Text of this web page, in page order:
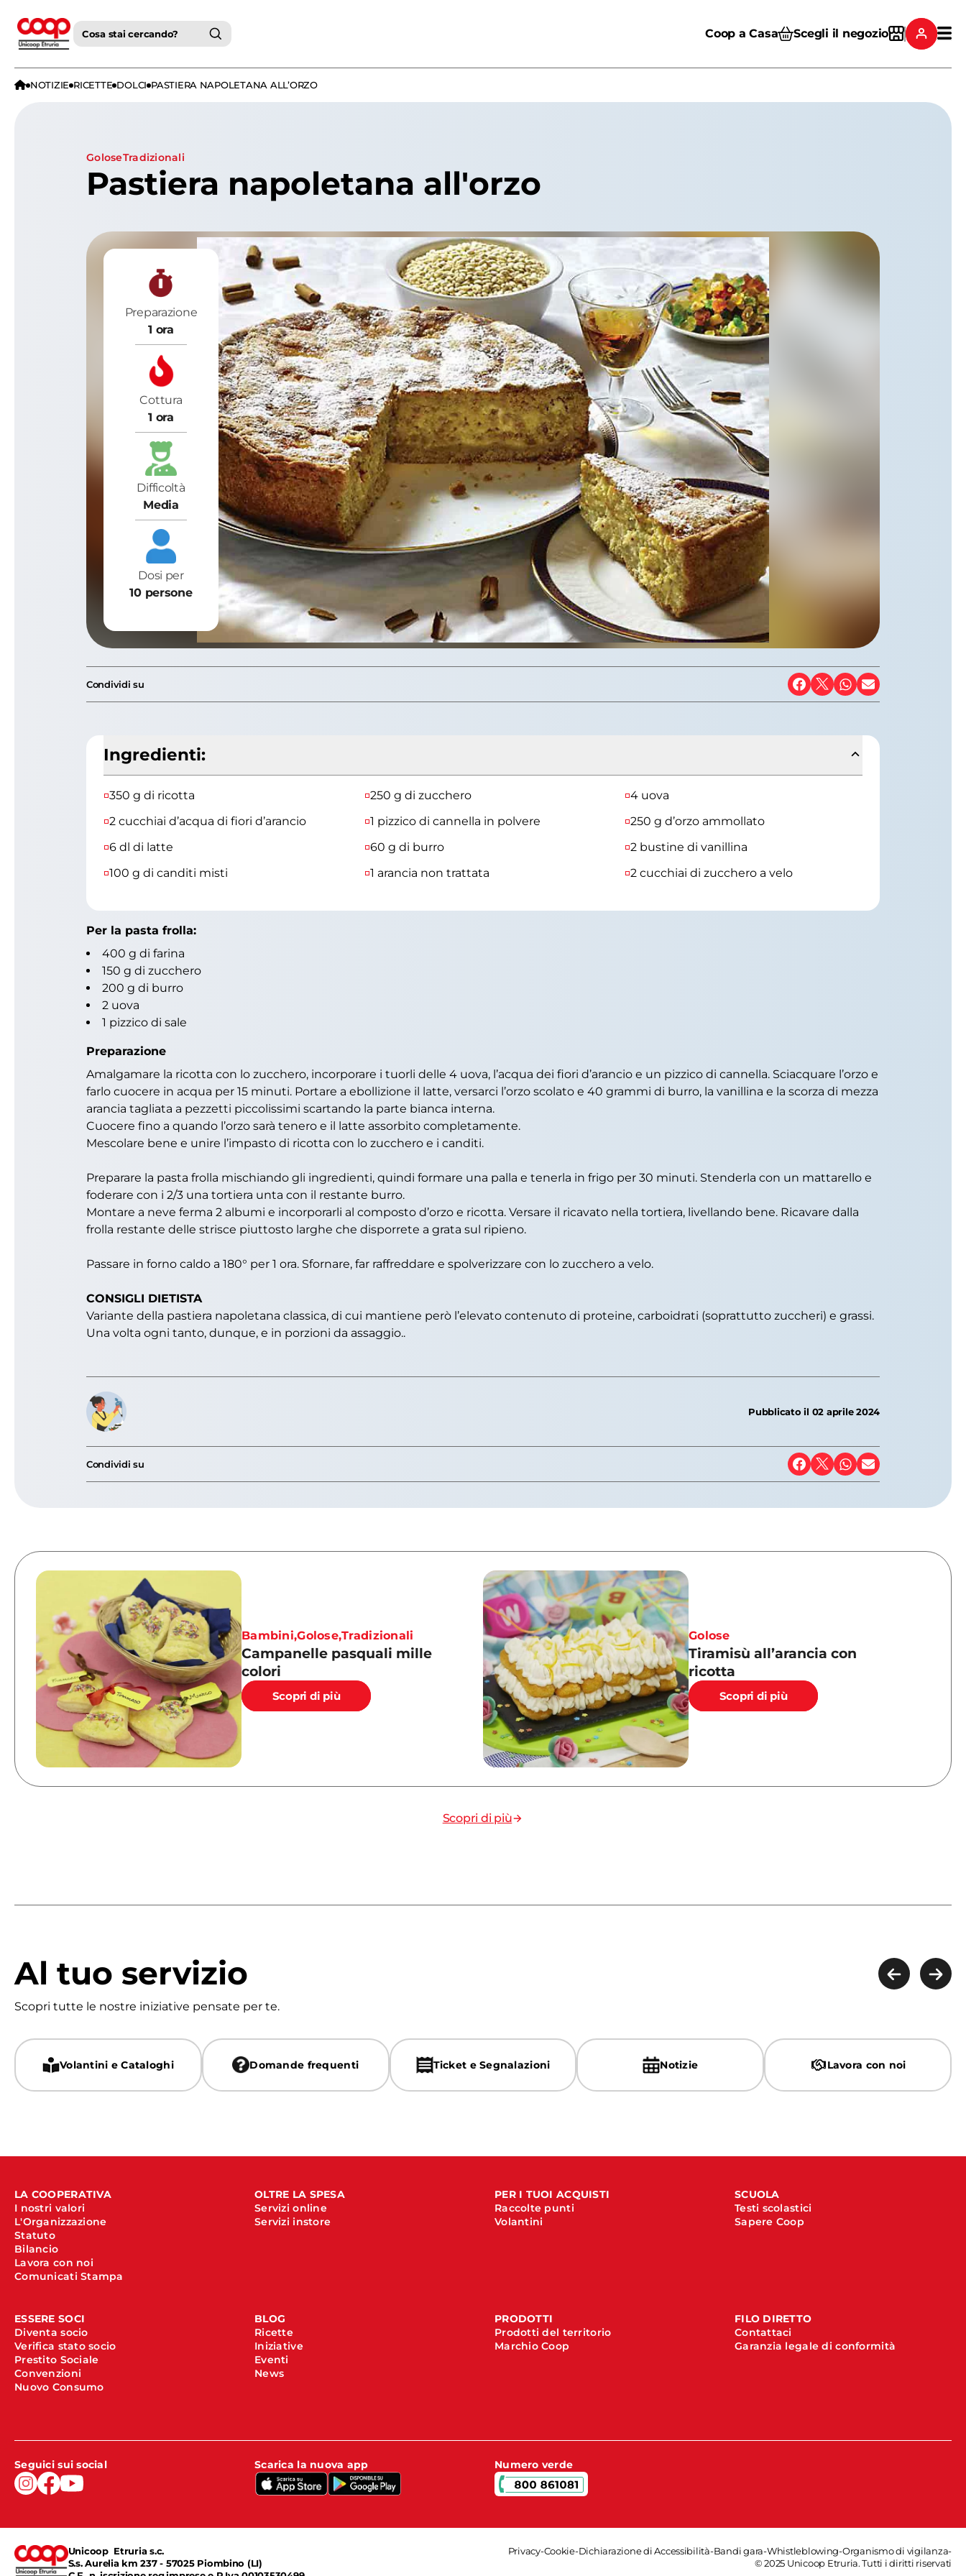
Cosa stai cercando? Coop a Casa Scegli il negozio
NOTIZIE RICETTE DOLCI PASTIERA NAPOLETANA ALL’ORZO
golose tradizionali
Pastiera napoletana all'orzo
Preparazione
1 ora
Cottura
1 ora
Difficoltà
Media
Dosi per
10 persone
Condividi su
Ingredienti:
350 g di ricotta 250 g di zucchero
4 uova
2 cucchiai d’acqua di fiori d’arancio
1 pizzico di cannella in polvere
250 g d’orzo ammollato
6 dl di latte
60 g di burro
2 bustine di vanillina
100 g di canditi misti
1 arancia non trattata 2 cucchiai di zucchero a velo
Per la pasta frolla:
400 g di farina
150 g di zucchero
200 g di burro
2 uova
1 pizzico di sale
Preparazione
Amalgamare la ricotta con lo zucchero, incorporare i tuorli delle 4 uova, l’acqua dei fiori d’arancio e un pizzico di cannella. Sciacquare l’orzo e
farlo cuocere in acqua per 15 minuti. Portare a ebollizione il latte, versarci l’orzo scolato e 40 grammi di burro, la vanillina e la scorza di mezza
arancia tagliata a pezzetti piccolissimi scartando la parte bianca interna.
Cuocere fino a quando l’orzo sarà tenero e il latte assorbito completamente.
Mescolare bene e unire l’impasto di ricotta con lo zucchero e i canditi.
Preparare la pasta frolla mischiando gli ingredienti, quindi formare una palla e tenerla in frigo per 30 minuti. Stenderla con un mattarello e
foderare con i 2/3 una tortiera unta con il restante burro.
Montare a neve ferma 2 albumi e incorporarli al composto d’orzo e ricotta. Versare il ricavato nella tortiera, livellando bene. Ricavare dalla
frolla restante delle strisce piuttosto larghe che disporrete a grata sul ripieno.
Passare in forno caldo a 180° per 1 ora. Sfornare, far raffreddare e spolverizzare con lo zucchero a velo.
CONSIGLI DIETISTA
Variante della pastiera napoletana classica, di cui mantiene però l’elevato contenuto di proteine, carboidrati (soprattutto zuccheri) e grassi.
Una volta ogni tanto, dunque, e in porzioni da assaggio..
Pubblicato il 02 aprile 2024
Condividi su
Bambini,Golose,Tradizionali
Campanelle pasquali mille
colori
Scopri di più
Golose
Tiramisù all’arancia con
ricotta
Scopri di più
Scopri di più
Al tuo servizio
Scopri tutte le nostre iniziative pensate per te.
Volantini e Cataloghi Domande frequenti Ticket e Segnalazioni Notizie Lavora con noi
LA COOPERATIVA
I nostri valori
L'Organizzazione
Statuto
Bilancio
Lavora con noi
Comunicati Stampa
OLTRE LA SPESA
Servizi online
Servizi instore
PER I TUOI ACQUISTI
Raccolte punti
Volantini
SCUOLA
Testi scolastici
Sapere Coop
ESSERE SOCI
Diventa socio
Verifica stato socio
Prestito Sociale
Convenzioni
Nuovo Consumo
BLOG
Ricette
Iniziative
Eventi
News
PRODOTTI
Prodotti del territorio
Marchio Coop
FILO DIRETTO
Contattaci
Garanzia legale di conformità
Seguici sui social Scarica la nuova app Numero verde
Unicoop Etruria s.c.
S.s. Aurelia km 237 - 57025 Piombino (LI)
Privacy-Cookie-Dichiarazione di Accessibilità-Bandi gara-Whistleblowing-Organismo di vigilanza-
© 2025 Unicoop Etruria. Tutti i diritti riservati